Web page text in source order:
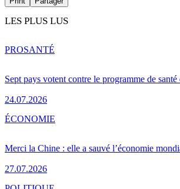
LES PLUS LUS
Sept pays votent contre le programme de
24.07.2026
PROSANTÉ
Merci la Chine : elle a sauvé l’économie
27.07.2026
ÉCONOMIE